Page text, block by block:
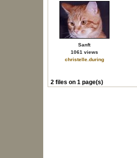
Sanft
1061 views
christelle.during
2 files on 1 page(s)